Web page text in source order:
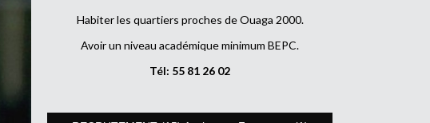
Habiter les quartiers proches de Ouaga 2000.
Avoir un niveau académique minimum BEPC.
Tél: 55 81 26 02